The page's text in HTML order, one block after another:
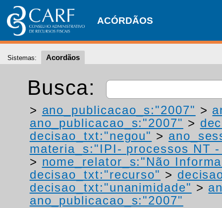
ACÓRDÃOS
Sistemas: Acordãos
Busca:
> ano_publicacao_s:"2007" >
ano_publicacao_s:"2007" >
decisao_txt:"negou" >
materia_s:"IPI- processos NT
> nome_relator_s:"Não
decisao_txt:"recurso" >
decisao_txt:"unanimidade" >
ano_publicacao_s:"2007"